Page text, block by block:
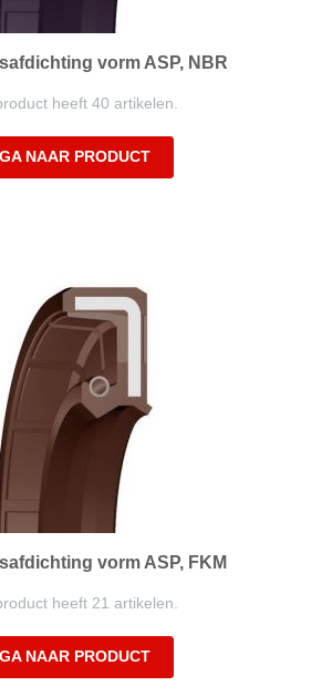
vorm ASP, NBR
heeft 40 artikelen.
GA NAAR PRODUCT
vorm ASP, FKM
heeft 21 artikelen.
GA NAAR PRODUCT